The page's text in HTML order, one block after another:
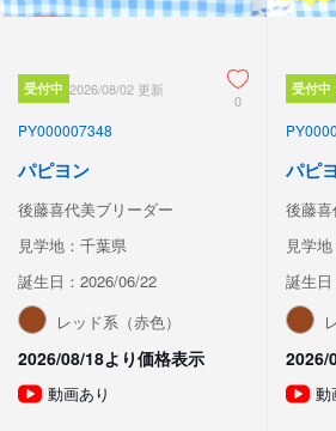
受付中 2026/08/02 更新
0
PY000007348
パピヨン
後藤喜代美ブリーダー
見学地：千葉県
誕生日：2026/06/22
レッド系（赤色）
2026/08/18より価格表示
動画あり
受付中
パピ
後藤
見学
誕生
2026/
動